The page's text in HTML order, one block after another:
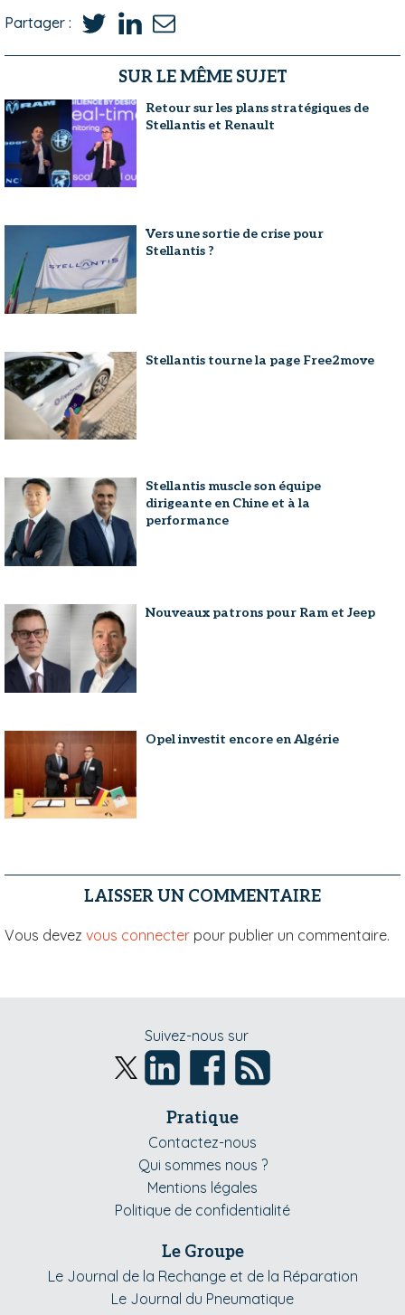
Partager :
SUR LE MÊME SUJET
Retour sur les plans stratégiques de
Stellantis et Renault
Vers une sortie de crise pour
Stellantis ?
Stellantis tourne la page Free2move
Stellantis muscle son équipe
dirigeante en Chine et à la
performance
Nouveaux patrons pour Ram et Jeep
Opel investit encore en Algérie
LAISSER UN COMMENTAIRE
Vous devez vous connecter pour publier un commentaire.
Suivez-nous sur
Pratique
Contactez-nous
Qui sommes nous ?
Mentions légales
Politique de confidentialité
Le Groupe
Le Journal de la Rechange et de la Réparation
Le Journal du Pneumatique